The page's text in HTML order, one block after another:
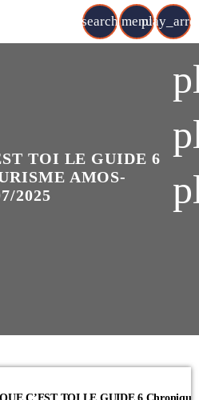
search menu
TOI LE GUIDE 6
AMOS-
2025